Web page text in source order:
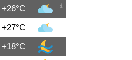
+26°C
+27°C
+18°C